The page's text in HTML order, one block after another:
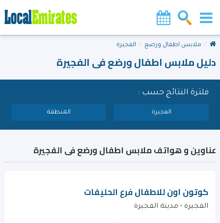
ملابس اطفال ورضع الفجيرة
دليل ملابس اطفال ورضع فى الفجيرة
فلترة النتائج حسب :
الفجيرة المنطقة
عناوين و هواتف ملابس اطفال ورضع فى الفجيرة
كوتون اون للاطفال فرع الحليفات
الفجيرة - مدينة الفجيرة